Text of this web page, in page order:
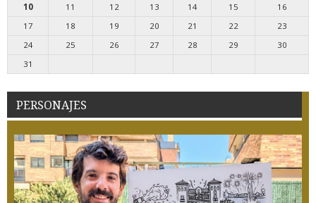
10
11 12 13 14 15
16
17
18 19 20 21 22
23
24
25 26 27 28 29
30
31
PERSONAJES